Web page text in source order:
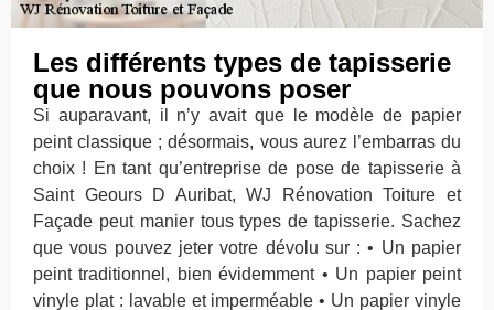
Les différents types de tapisserie
que nous pouvons poser
Si auparavant, il n’y avait que le modèle de papier
peint classique ; désormais, vous aurez l’embarras du
choix ! En tant qu’entreprise de pose de tapisserie à
Saint Geours D Auribat, WJ Rénovation Toiture et
Façade peut manier tous types de tapisserie. Sachez
que vous pouvez jeter votre dévolu sur : • Un papier
peint traditionnel, bien évidemment • Un papier peint
vinyle plat : lavable et imperméable • Un papier vinyle